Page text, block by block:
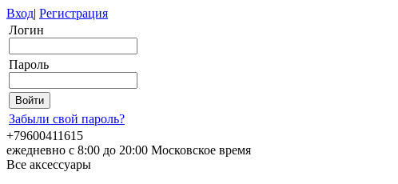
Вход| Регистрация
Логин
Пароль
Забыли свой пароль?
+79600411615
ежедневно с 8:00 до 20:00 Московское время
Все аксессуары